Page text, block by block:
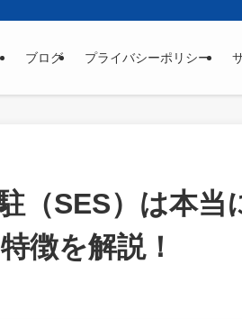
ブログ プライバシーポリシー
（SES）は本
徴を解説！